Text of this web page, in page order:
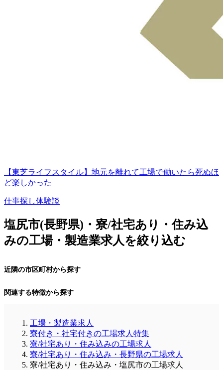
【東芝ライフスタイル】地元を離れて工場で働いたら死ぬほ
ど楽しかった
仕事探し体験談
塩尻市(長野県)・寮/社宅あり・住み込
みの工場・製造業求人を絞り込む
近隣の市区町村から探す
関連する特徴から探す
工場・製造業求人
寮付き・社宅付きの工場求人特集
寮/社宅あり・住み込みの工場求人
寮/社宅あり・住み込み・長野県の工場求人
寮/社宅あり・住み込み・塩尻市の工場求人